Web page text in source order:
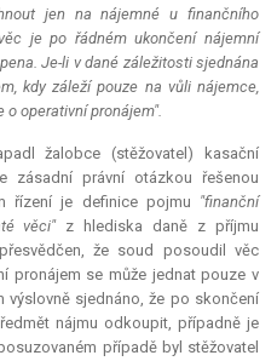
jen na nájemné u finančního
je po řádném ukončení nájemní
Je-li v dané záležitosti sjednána
kdy záleží pouze na vůli nájemce,
o operativní pronájem".
žalobce (stěžovatel) kasační
zásadní právní otázkou řešenou
řízení je definice pojmu "finanční
věci"z hlediska daně z příjmu
že soud posoudil věc
pronájem se může jednat pouze v
výslovně sjednáno, že po skončení
nájmu odkoupit, případně je
případě byl stěžovatel